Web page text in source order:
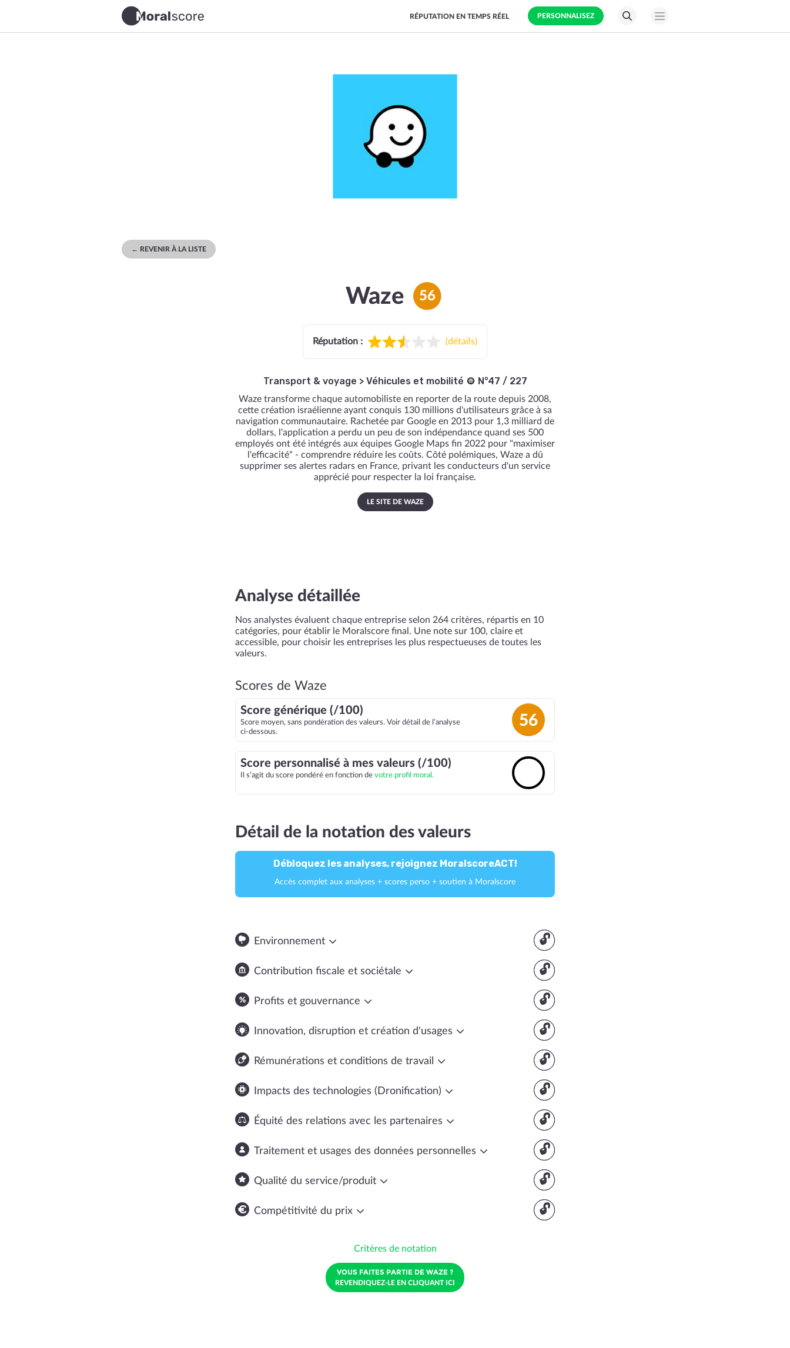
PERSONNALISEZ
RÉPUTATION EN TEMPS RÉEL
← REVENIR À LA LISTE
Waze 56
Réputation : (détails)
Transport & voyage > Véhicules et mobilité N°47 / 227
Waze transforme chaque automobiliste en reporter de la route depuis 2008,
cette création israélienne ayant conquis 130 millions d'utilisateurs grâce à sa
navigation communautaire. Rachetée par Google en 2013 pour 1,3 milliard de
dollars, l'application a perdu un peu de son indépendance quand ses 500
employés ont été intégrés aux équipes Google Maps fin 2022 pour "maximiser
l'efficacité" - comprendre réduire les coûts. Côté polémiques, Waze a dû
supprimer ses alertes radars en France, privant les conducteurs d'un service
apprécié pour respecter la loi française.
LE SITE DE WAZE
Analyse détaillée
Nos analystes évaluent chaque entreprise selon 264 critères, répartis en 10
catégories, pour établir le Moralscore final. Une note sur 100, claire et
accessible, pour choisir les entreprises les plus respectueuses de toutes les
valeurs.
Scores de Waze
Score générique (/100)
Score moyen, sans pondération des valeurs. Voir détail de l’analyse
ci-dessous.
56
Score personnalisé à mes valeurs (/100)
Il s’agit du score pondéré en fonction de votre profil moral.
Détail de la notation des valeurs
Débloquez les analyses, rejoignez MoralscoreACT!
Accès complet aux analyses + scores perso + soutien à Moralscore
🔓
Environnement
🔓
Contribution fiscale et sociétale
🔓
Profits et gouvernance
🔓
Innovation, disruption et création d'usages
🔓
Rémunérations et conditions de travail
🔓
Impacts des technologies (Dronification)
🔓
Équité des relations avec les partenaires
🔓
Traitement et usages des données personnelles
🔓
Qualité du service/produit
🔓
Compétitivité du prix
Critères de notation
VOUS FAITES PARTIE DE WAZE ?
REVENDIQUEZ-LE EN CLIQUANT ICI